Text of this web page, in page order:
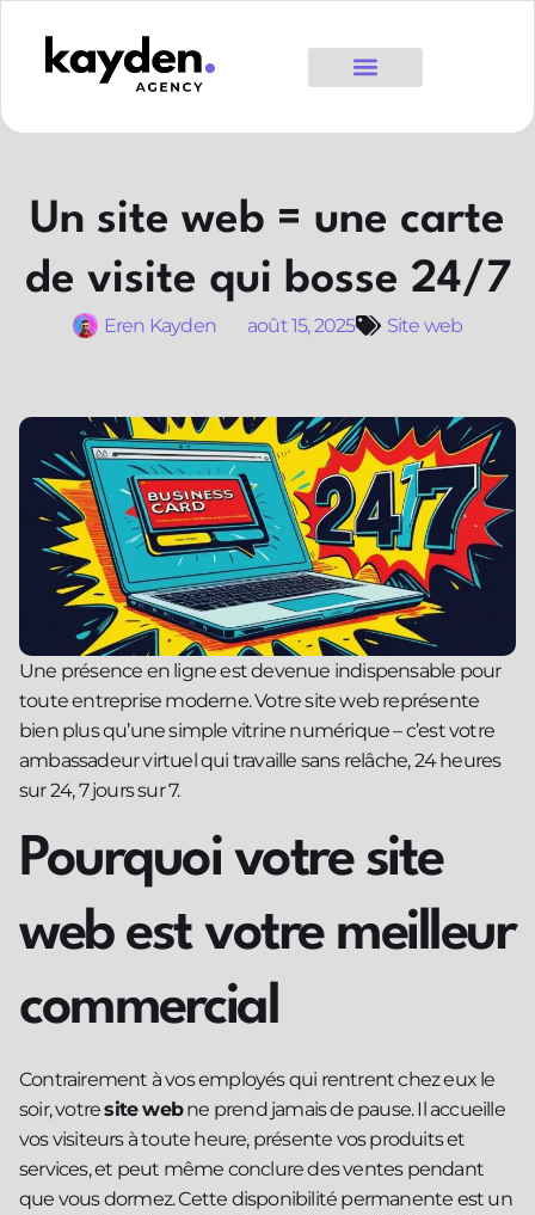
Un site web = une carte
de visite qui bosse 24/7
Eren Kayden août 15, 2025 Site web
Une présence en ligne est devenue indispensable pour
toute entreprise moderne. Votre site web représente
bien plus qu’une simple vitrine numérique – c’est votre
ambassadeur virtuel qui travaille sans relâche, 24 heures
sur 24, 7 jours sur 7.
Pourquoi votre site
web est votre meilleur
commercial
Contrairement à vos employés qui rentrent chez eux le
soir, votresite webne prend jamais de pause. Il accueille
vos visiteurs à toute heure, présente vos produits et
services, et peut même conclure des ventes pendant
que vous dormez. Cette disponibilité permanente est un